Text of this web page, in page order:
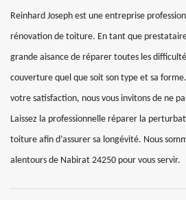
Reinhard Joseph est une entreprise
rénovation de toiture. En tant que
grande aisance de réparer toutes les
couverture quel que soit son type et sa
votre satisfaction, nous vous invitons de ne
Laissez la professionnelle réparer la
toiture afin d’assurer sa longévité. Nous
alentours de Nabirat 24250 pour vous servir.